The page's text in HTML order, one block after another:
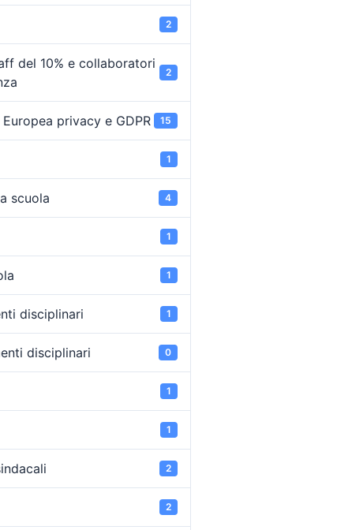
2
del 10% e collaboratori
2
privacy e GDPR 15
1
scuola 4
1
1
disciplinari 1
disciplinari 0
1
1
2
2